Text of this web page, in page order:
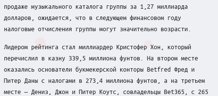
продаже музыкального каталога группы за 1,27 миллиарда
долларов, ожидается, что в следующем финансовом году
налоговые отчисления группы могут значительно возрасти.
Лидером рейтинга стал миллиардер Кристофер Хон, который
перечислил в казну 339,5 миллиона фунтов. На втором месте
оказались основатели букмекерской конторы Betfred Фред и
Питер Даны с налогами в 273,4 миллиона фунтов, а на третьем
месте — Дениз, Джон и Питер Коутс, совладельцы Bet365, с 265